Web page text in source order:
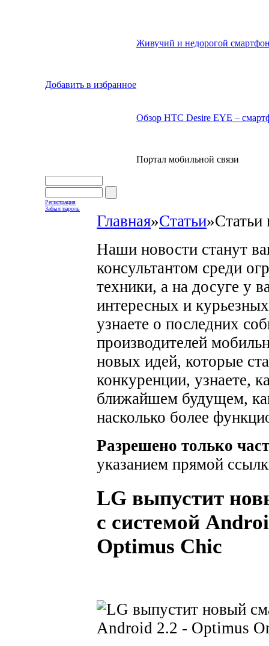
Добавить в избранное
Живучий и недорогой
Обзор HTC Desire EYE –
Портал мобильной связи
Регистрация
Забыл пароль
Главная»Статьи»Статьи
Наши новости станут
консультантом среди
техники, а на досуге у
интересных и
узнаете о последних
производителей
новых идей, которые
конкуренции, узнаете,
ближайшем будущем,
насколько более
Разрешено только
указанием прямой
LG выпустит
с системой
Optimus Chic